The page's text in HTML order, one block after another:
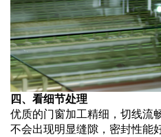
四、看细节处理
优质的门窗加工精细，切线流
不会出现明显缝隙，密封性能